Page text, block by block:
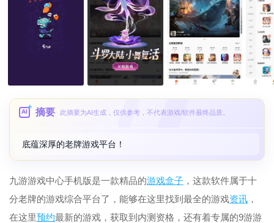
AI 摘要 此摘要为AI生成，仅供参考，不代表游戏/软件最终品质。
底蕴深厚的老牌游戏平台！
九游游戏中心手机版是一款精品的游戏盒子 ，这款软件属于十
分老牌的游戏综合平台了，能够在这里找到最全的游戏资讯 ，
在这里预约最新的游戏，获取到内测资格，还有着专属的9游游